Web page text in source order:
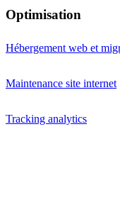
Optimisation
Hébergement web et
Maintenance site internet
Tracking analytics